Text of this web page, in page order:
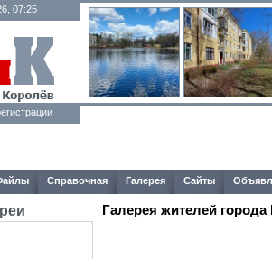
07:25
Справочная Галерея Сайты
Галерея жителей города